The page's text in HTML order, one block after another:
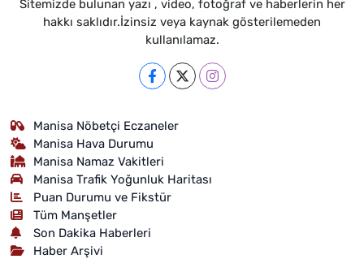
Sitemizde bulunan yazı , video, fotoğraf ve haberlerin her
hakkı saklıdır.İzinsiz veya kaynak gösterilemeden
kullanılamaz.
Manisa Nöbetçi Eczaneler
Manisa Hava Durumu
Manisa Namaz Vakitleri
Manisa Trafik Yoğunluk Haritası
Puan Durumu ve Fikstür
Tüm Manşetler
Son Dakika Haberleri
Haber Arşivi